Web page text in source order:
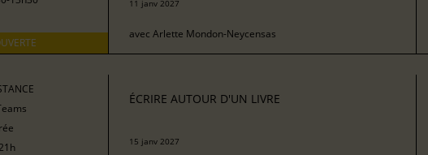
11 janv 2027
avec Arlette Mondon-Neycensas
ÉCRIRE AUTOUR D'UN LIVRE
15 janv 2027